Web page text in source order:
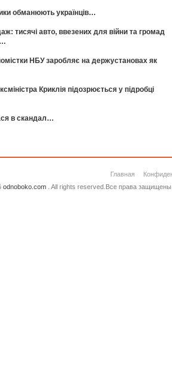
обманюють українців…
тисячі авто, ввезених для війни та громад
НБУ заробляє на держустановах як
Криклія підозрюється у підробці
в скандал…
Главная
odnoboko.com. All rights reserved.Все права защищены.